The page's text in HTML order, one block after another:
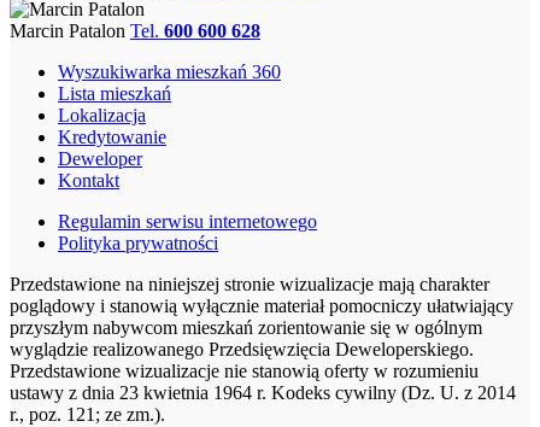
Marcin Patalon Tel. 600 600 628
Wyszukiwarka mieszkań 360
Lista mieszkań
Lokalizacja
Kredytowanie
Deweloper
Kontakt
Regulamin serwisu internetowego
Polityka prywatności
Przedstawione na niniejszej stronie wizualizacje mają charakter
poglądowy i stanowią wyłącznie materiał pomocniczy ułatwiający
przyszłym nabywcom mieszkań zorientowanie się w ogólnym
wyglądzie realizowanego Przedsięwzięcia Deweloperskiego.
Przedstawione wizualizacje nie stanowią oferty w rozumieniu
ustawy z dnia 23 kwietnia 1964 r. Kodeks cywilny (Dz. U. z 2014
r., poz. 121; ze zm.).